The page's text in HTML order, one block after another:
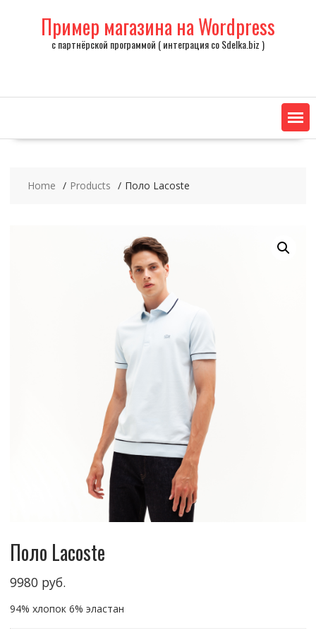
Пример магазина на Wordpress
с партнёрской программой ( интеграция со Sdelka.biz )
Home Products Поло Lacoste
Поло Lacoste
9980руб.
94% хлопок 6% эластан